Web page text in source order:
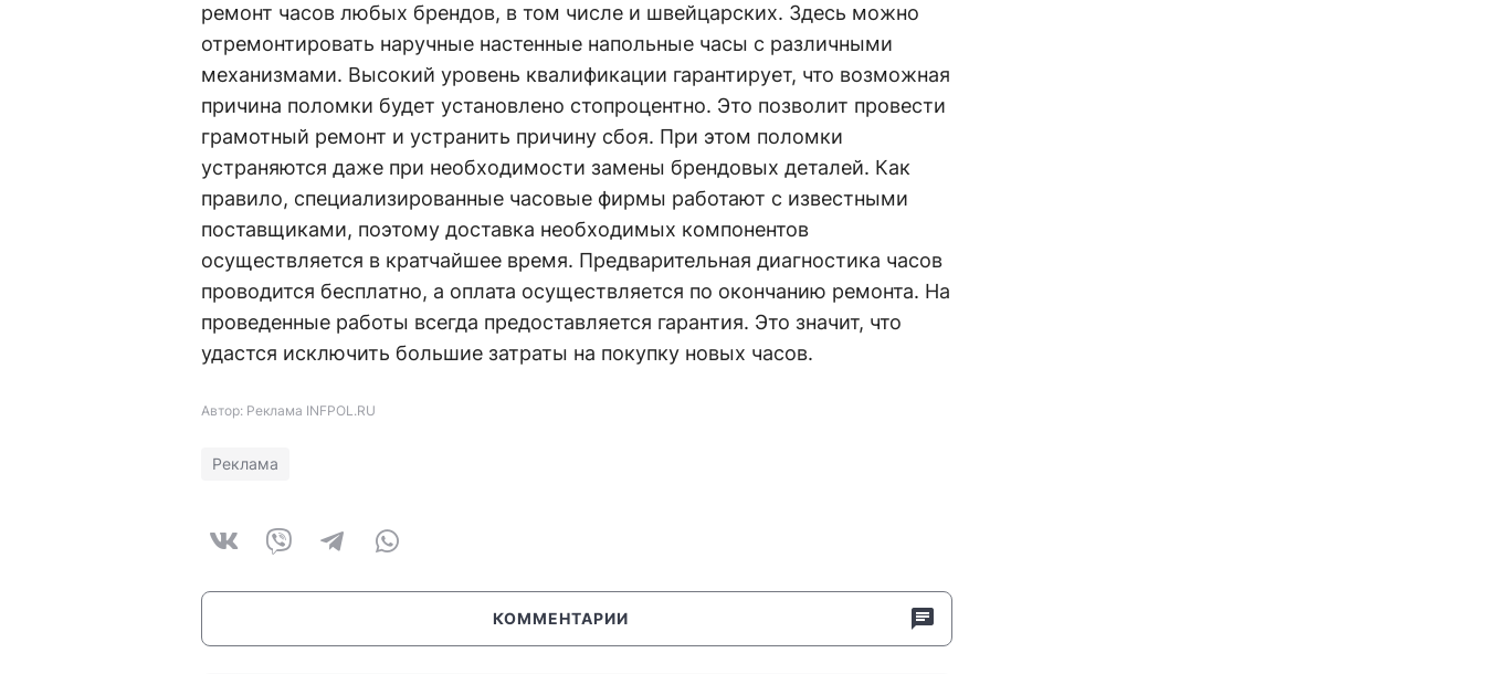
ремонт часов любых брендов, в том числе и швейцарских. Здесь можно
отремонтировать наручные настенные напольные часы с различными
механизмами. Высокий уровень квалификации гарантирует, что возможная
причина поломки будет установлено стопроцентно. Это позволит провести
грамотный ремонт и устранить причину сбоя. При этом поломки
устраняются даже при необходимости замены брендовых деталей. Как
правило, специализированные часовые фирмы работают с известными
поставщиками, поэтому доставка необходимых компонентов
осуществляется в кратчайшее время. Предварительная диагностика часов
проводится бесплатно, а оплата осуществляется по окончанию ремонта. На
проведенные работы всегда предоставляется гарантия. Это значит, что
удастся исключить большие затраты на покупку новых часов.
Автор: Реклама INFPOL.RU
Реклама
КОММЕНТАРИИ